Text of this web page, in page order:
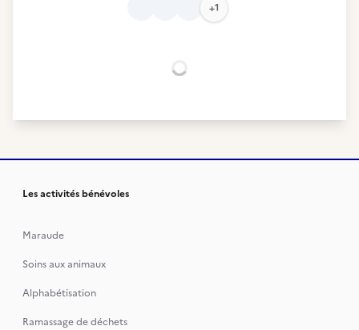
+1
Chargement...
Les activités bénévoles
Maraude
Soins aux animaux
Alphabétisation
Ramassage de déchets